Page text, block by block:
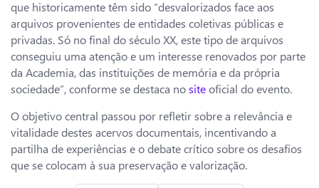
que historicamente têm sido “desvalorizados face aos
arquivos provenientes de entidades coletivas públicas e
privadas. Só no final do século XX, este tipo de arquivos
conseguiu uma atenção e um interesse renovados por parte
da Academia, das instituições de memória e da própria
sociedade”, conforme se destaca nositeoficial do evento.
O objetivo central passou por refletir sobre a relevância e
vitalidade destes acervos documentais, incentivando a
partilha de experiências e o debate crítico sobre os desafios
que se colocam à sua preservação e valorização.